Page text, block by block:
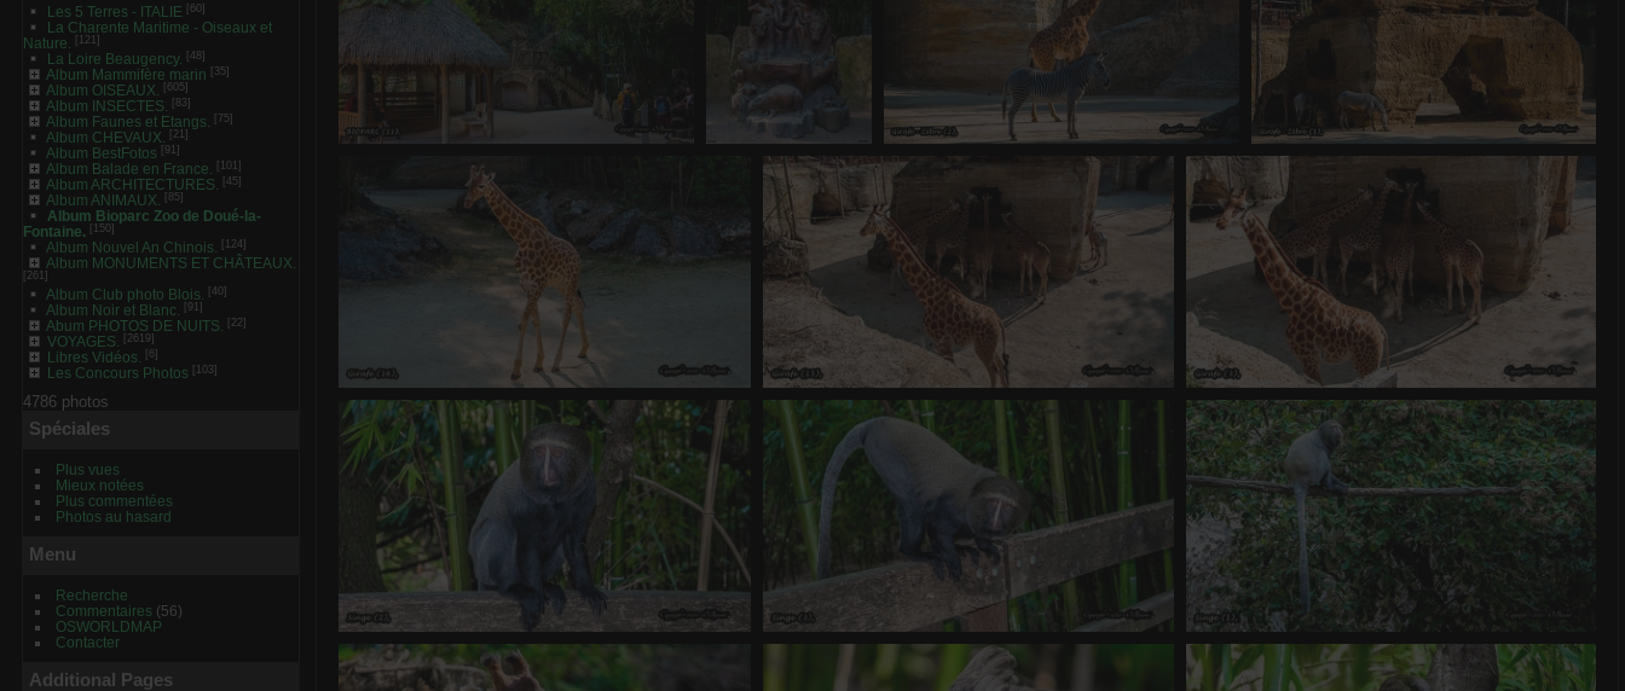
Les 5 Terres - ITALIE [60]
La Charente Maritime - Oiseaux et
Nature.
[121]
La Loire Beaugency. [48]
Album Mammifère marin [35]
Album OISEAUX. [605]
Album INSECTES. [83]
Album Faunes et Etangs. [75]
Album CHEVAUX. [21]
Album BestFotos [91]
Album Balade en France. [101]
Album ARCHITECTURES. [45]
Album ANIMAUX. [85]
Album Bioparc Zoo de Doué-la-
Fontaine. [150]
Album Nouvel An Chinois. [124]
Album MONUMENTS ET CHÂTEAUX.
[261]
Album Club photo Blois. [40]
Album Noir et Blanc. [91]
Abum PHOTOS DE NUITS. [22]
VOYAGES. [2619]
Libres Vidéos. [6]
Les Concours Photos [103]
4786 photos
Spéciales
Plus vues
Mieux notées
Plus commentées
Photos au hasard
Menu
Recherche
Commentaires (56)
OSWORLDMAP
Contacter
Additional Pages
0 commentaire - vue 1267 fois
BIOPARC (12)
0 commentaire
vue
1318 fois
Girafe - Zèbre (2)
Score 4.61
Girafe - Zèbre (1)
0 commentaire
Girafe (16)
0 commentaire
vue 1318 fois Score 4.61
Girafe (15)
0 commentaire
Girafe (3)
0 commentaire-vue 1471 fois
Singe (2)
0 commentaire
Singe (3)
0 commentaire
vue 1180 fois
Singe (1)
0 commentaire- vue 1192 fois